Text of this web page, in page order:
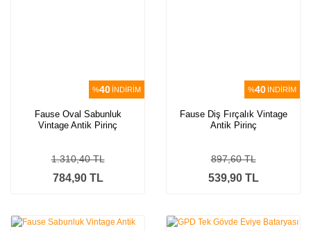
%40 İNDİRİM
Fause Oval Sabunluk
Vintage Antik Pirinç
784,90 TL
1.310,40 TL
%40 İNDİRİM
Fause Diş Fırçalık Vintage
Antik Pirinç
539,90 TL
897,60 TL